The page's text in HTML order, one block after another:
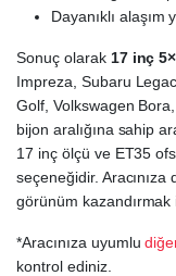
Dayanıklı alaşım
Sonuç olarak 17 inç
Impreza, Subaru
Golf, Volkswagen
bijon aralığına sahip
17 inç ölçü ve ET35
seçeneğidir.
görünüm kazandırmak
*Aracınıza uyumlu
kontrol ediniz.